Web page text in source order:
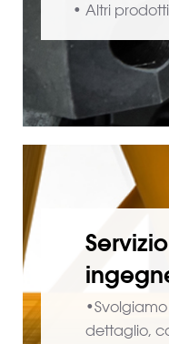
• Altri
dettaglio,